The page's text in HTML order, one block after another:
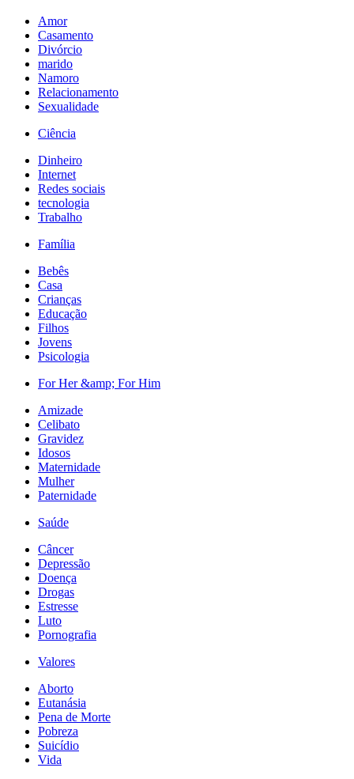
Amor
Casamento
Divórcio
marido
Namoro
Relacionamento
Sexualidade
Ciência
Dinheiro
Internet
Redes sociais
tecnologia
Trabalho
Família
Bebês
Casa
Crianças
Educação
Filhos
Jovens
Psicologia
For Her &amp; For Him
Amizade
Celibato
Gravidez
Idosos
Maternidade
Mulher
Paternidade
Saúde
Câncer
Depressão
Doença
Drogas
Estresse
Luto
Pornografia
Valores
Aborto
Eutanásia
Pena de Morte
Pobreza
Suicídio
Vida